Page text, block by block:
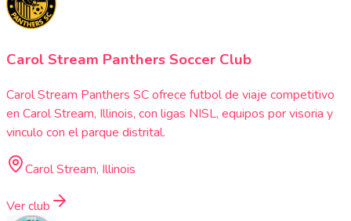
Carol Stream Panthers Soccer Club
Carol Stream Panthers SC ofrece futbol de viaje competitivo
en Carol Stream, Illinois, con ligas NISL, equipos por visoria y
vinculo con el parque distrital.
Carol Stream, Illinois
Ver club